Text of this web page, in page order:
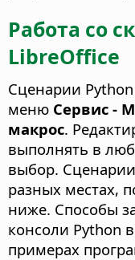
Работа со
LibreOffice
Сценарии
меню Сервис -
макрос.
выполнять в
выбор.
разных местах,
ниже. Способы
консоли Python
примерах